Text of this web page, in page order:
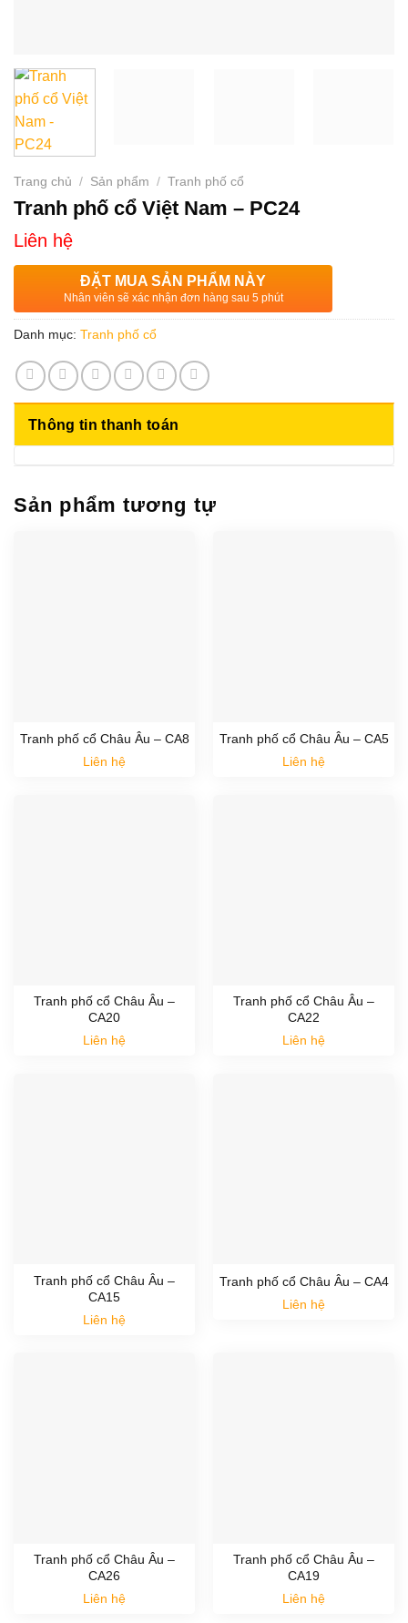
Trang chủ / Sản phẩm / Tranh phố cổ
Tranh phố cổ Việt Nam – PC24
Liên hệ
ĐẶT MUA SẢN PHẨM NÀY
Nhân viên sẽ xác nhận đơn hàng sau 5 phút
Danh mục: Tranh phố cổ
Thông tin thanh toán
Sản phẩm tương tự
Tranh phố cổ Châu Âu – CA8
Liên hệ
Tranh phố cổ Châu Âu – CA5
Liên hệ
Tranh phố cổ Châu Âu –
CA20
Liên hệ
Tranh phố cổ Châu Âu –
CA22
Liên hệ
Tranh phố cổ Châu Âu –
CA15
Liên hệ
Tranh phố cổ Châu Âu – CA4
Liên hệ
Tranh phố cổ Châu Âu –
CA26
Liên hệ
Tranh phố cổ Châu Âu –
CA19
Liên hệ